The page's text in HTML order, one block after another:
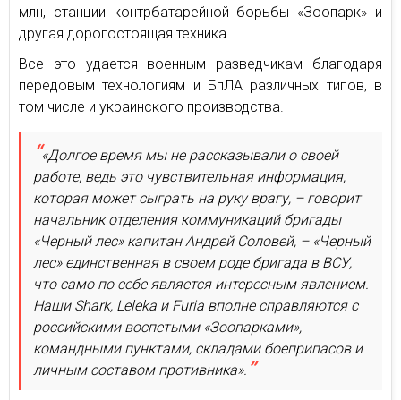
млн, станции контрбатарейной борьбы «Зоопарк» и
другая дорогостоящая техника.
Все это удается военным разведчикам благодаря
передовым технологиям и БпЛА различных типов, в
том числе и украинского производства.
«Долгое время мы не рассказывали о своей
работе, ведь это чувствительная информация,
которая может сыграть на руку врагу, – говорит
начальник отделения коммуникаций бригады
«Черный лес» капитан Андрей Соловей, – «Черный
лес» единственная в своем роде бригада в ВСУ,
что само по себе является интересным явлением.
Наши Shark, Leleka и Furia вполне справляются с
российскими воспетыми «Зоопарками»,
командными пунктами, складами боеприпасов и
личным составом противника».